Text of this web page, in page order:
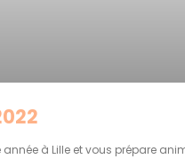
année à Lille et vous prépare